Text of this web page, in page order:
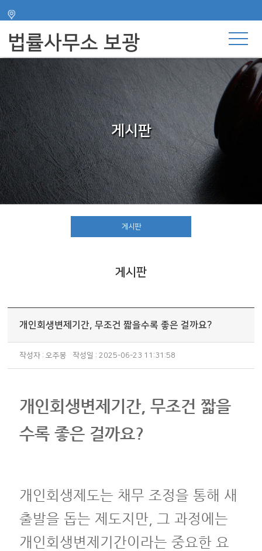
법률사무소 보광
게시판
게시판
게시판
개인회생변제기간, 무조건 짧을수록 좋은 걸까요?
작성자 : 오주봉 작성일 : 2025-06-23 11:31:58
개인회생변제기간, 무조건 짧을
수록 좋은 걸까요?
개인회생제도는 채무 조정을 통해 새
출발을 돕는 제도지만, 그 과정에는
개인회생변제기간이라는 중요한 요